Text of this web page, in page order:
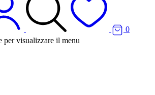
0
per visualizzare il menu